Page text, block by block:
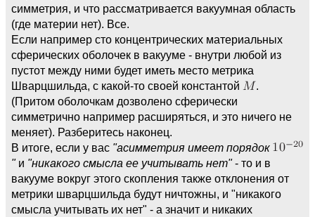
симметрия, и что рассматривается вакуумная область
(где материи нет). Все.
Если например сто концентрических материальных
сферических оболочек в вакууме - внутри любой из
пустот между ними будет иметь место метрика
Шварцшильда, с какой-то своей константой
.
(Притом оболочкам дозволено сферически
симметрично например расширяться, и это ничего не
меняет). Разберитесь наконец.
В итоге, если у вас "асимметрия имеет порядок
"и "никакого смысла ее учитывать нет"- то и в
вакууме вокруг этого скопления также отклонения от
метрики шварцшильда будут ничтожны, и "никакого
смысла учитывать их нет" - а значит и никаких